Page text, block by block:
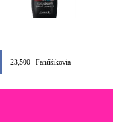
23,500 Fanúšikovia